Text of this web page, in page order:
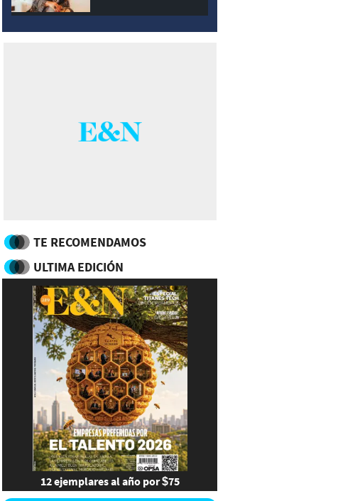
TE RECOMENDAMOS
ULTIMA EDICIÓN
12 ejemplares al año por $75